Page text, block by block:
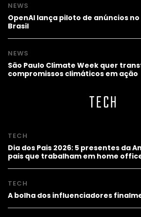
NEWS
OpenAI lança piloto de anúncios no
Brasil
NEWS
São Paulo Climate Week quer
compromissos climáticos em ação
TECH
TECH
Dia dos Pais 2026: 5 presentes da
pais que trabalham em home
TECH
A bolha dos influenciadores